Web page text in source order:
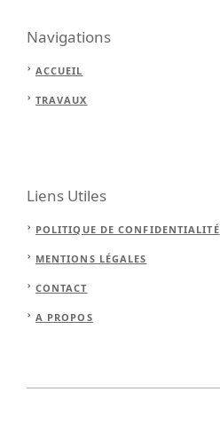
Navigations
ACCUEIL
TRAVAUX
Liens Utiles
POLITIQUE DE CONFIDENTIALITÉ
MENTIONS LÉGALES
CONTACT
A PROPOS